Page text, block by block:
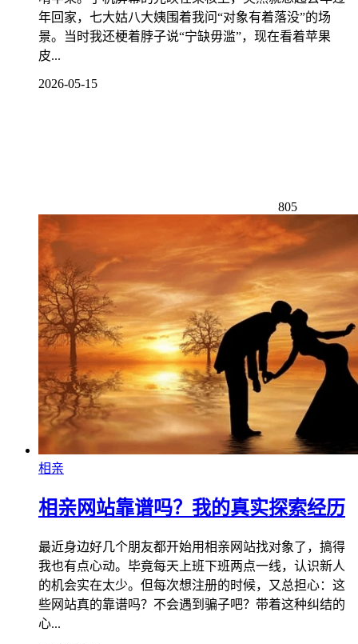
年回家，七大姑八大姨围着我问“对象有着落没”的场
景。当时我还梗着脖子说“宁缺毋滥”，现在看着苹果
皮...
2026-05-15
805
相亲
相亲网站靠谱吗？我的真实探索经历
最近身边好几个朋友都开始用相亲网站找对象了，搞得
我也有点心动。毕竟每天上班下班两点一线，认识新人
的机会实在太少。但每次想注册的时候，又总担心：这
些网站真的靠谱吗？不会遇到骗子吧？带着这种纠结的
心...